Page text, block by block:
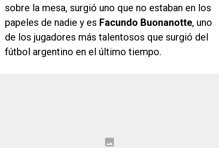
sobre la mesa, surgió uno que no estaban en los
papeles de nadie y es Facundo Buonanotte, uno
de los jugadores más talentosos que surgió del
fútbol argentino en el último tiempo.